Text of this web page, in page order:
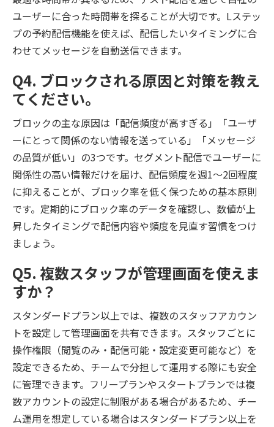
ユーザーに合った時間帯を探ることが大切です。Lステッ
プの予約配信機能を使えば、配信したいタイミングに合
わせてメッセージを自動送信できます。
Q4. ブロックされる原因と対策を教え
てください。
ブロックの主な原因は「配信頻度が高すぎる」「ユーザ
ーにとって関係のない情報を送っている」「メッセージ
の品質が低い」の3つです。セグメント配信でユーザーに
関係性の高い情報だけを届け、配信頻度を週1〜2回程度
に抑えることが、ブロック率を低く保つための基本原則
です。定期的にブロック率のデータを確認し、数値が上
昇したタイミングで配信内容や頻度を見直す習慣をつけ
ましょう。
Q5. 複数スタッフが管理画面を使えま
すか？
スタンダードプラン以上では、複数のスタッフアカウン
トを設定して管理画面を共有できます。スタッフごとに
操作権限（閲覧のみ・配信可能・設定変更可能など）を
設定できるため、チームで分担して運用する際にも安全
に管理できます。フリープランやスタートプランでは複
数アカウントの設定に制限がある場合があるため、チー
ム運用を想定している場合はスタンダードプラン以上を